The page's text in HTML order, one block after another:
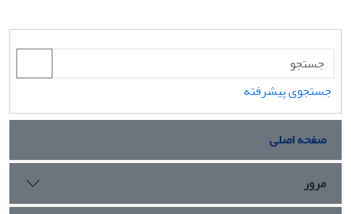
جستجوی پیشرفته
صفحه اصلی
مرور